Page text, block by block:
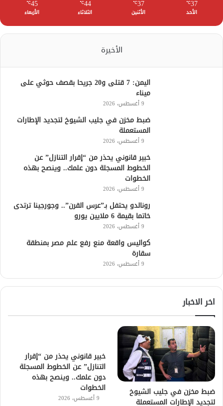
37
℃
الأحد
37
℃
الأثنين
44
℃
الثلاثاء
45
℃
الأربعاء
الأخيرة
اليمن: 7 قتلى و20 جريحا بقصف حوثي على
ميناء
9 أغسطس، 2026
ضبط مخزن في جليب الشيوخ لتجديد الإطارات
المستعملة
9 أغسطس، 2026
خبير قانوني يحذر من “إقرار التنازل” عن
الخطوط المسجلة دون علمك.. وينصح بهذه
الخطوات
9 أغسطس، 2026
رونالدو يحتفل بـ”عرس القرن”.. وجورجينا ترتدى
خاتما بقيمة 6 ملايين يورو
9 أغسطس، 2026
كواليس واقعة منع رفع علم مصر بمنطقة
سقارة
9 أغسطس، 2026
اخر الاخبار
ضبط مخزن في جليب الشيوخ
لتجديد الإطارات المستعملة
خبير قانوني يحذر من “إقرار
التنازل” عن الخطوط المسجلة
دون علمك.. وينصح بهذه
الخطوات
9 أغسطس، 2026